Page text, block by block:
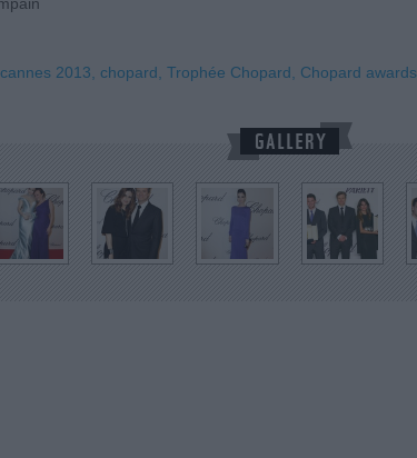
cannes 2013, chopard, Trophée Chopard, Chopard awards